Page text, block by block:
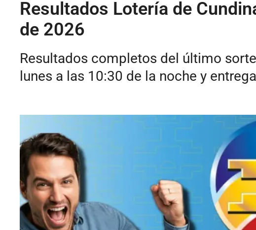
Resultados Lotería de
de 2026
Resultados completos del último
lunes a las 10:30 de la noche y